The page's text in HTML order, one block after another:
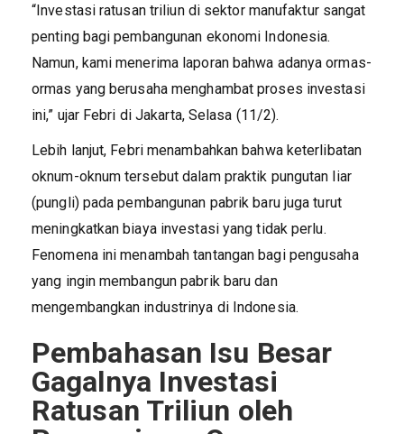
“Investasi ratusan triliun di sektor manufaktur sangat
penting bagi pembangunan ekonomi Indonesia.
Namun, kami menerima laporan bahwa adanya ormas-
ormas yang berusaha menghambat proses investasi
ini,” ujar Febri di Jakarta, Selasa (11/2).
Lebih lanjut, Febri menambahkan bahwa keterlibatan
oknum-oknum tersebut dalam praktik pungutan liar
(pungli) pada pembangunan pabrik baru juga turut
meningkatkan biaya investasi yang tidak perlu.
Fenomena ini menambah tantangan bagi pengusaha
yang ingin membangun pabrik baru dan
mengembangkan industrinya di Indonesia.
Pembahasan Isu Besar
Gagalnya Investasi
Ratusan Triliun oleh